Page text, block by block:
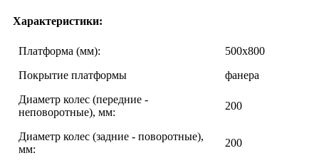
Характеристики:
Платформа (мм):
500х800
Покрытие платформы
фанера
Диаметр колес (передние -
неповоротные), мм:
200
Диаметр колес (задние - поворотные),
мм:
200